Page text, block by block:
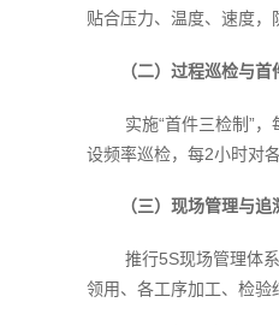
贴合压力、温度、速度，
（二）过程巡检与首
实施“首件三检制”
设频率巡检，每2小时对
（三）现场管理与追
推行5S现场管理体
领用、各工序加工、检验